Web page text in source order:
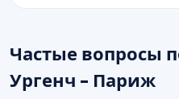
Частые вопросы
Ургенч - Париж